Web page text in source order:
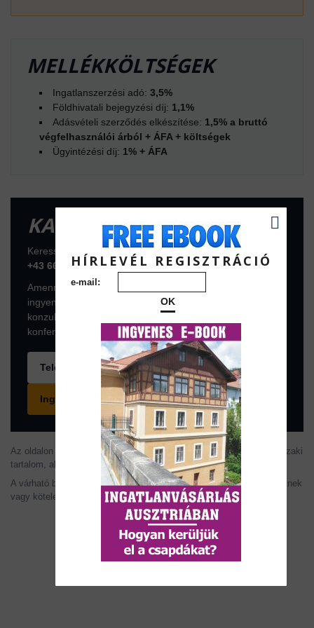
HÍRLEVÉL REGISZTRÁCIÓ
e-mail:
OK
MELLÉKKÖLTSÉGEK
Ingatlanszerzési adó: 3,5%
Földhivatali bejegyzési díj: 1,1%
Adásvételi szerződés elkészítése: 1,5% a bruttó
végfelhasználói árból + ÁFA + költségek
Ügyintézési díj: 1% + ÁFA
KAPCSOLATFELVÉTEL
Keressen telefonon vagy foglaljon konzultációs időpontot:
+43 664 7376 1399
Amennyiben az ingatlan komolyan érdekli, foglaljon
ingyenes konzultációs időpontot a következő linken. A
konzultáció online, az ingyenes ZOOM
konferenciaszoftveren történik.
Telefonhívás
Ingyenes konzultáció foglalása
Az oldalon szereplő információk tájékoztató jellegűek. Az árak, műszaki
tartalom, alaprajzok, méretek és ütemezések változhatnak.
A várható bérleti díj és hozam becslés, nem minősül garantált ígéretnek
vagy kötelező ajánlatnak.